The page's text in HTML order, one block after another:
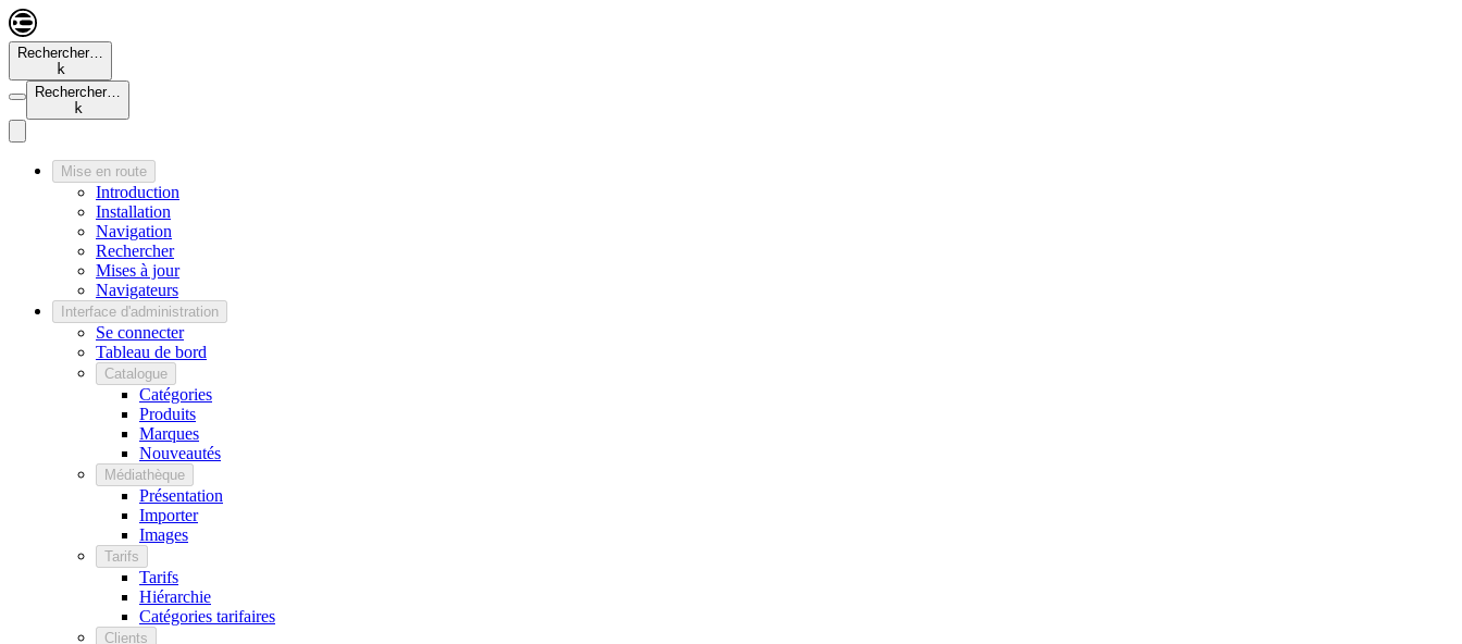
Rechercher…
k
Rechercher…
k
Mise en route
Introduction
Installation
Navigation
Rechercher
Mises à jour
Navigateurs
Interface d'administration
Se connecter
Tableau de bord
Catalogue
Catégories
Produits
Marques
Nouveautés
Médiathèque
Présentation
Importer
Images
Tarifs
Tarifs
Hiérarchie
Catégories tarifaires
Clients